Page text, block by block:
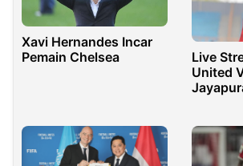
Xavi Hernandes Incar
Pemain Chelsea
Live
United